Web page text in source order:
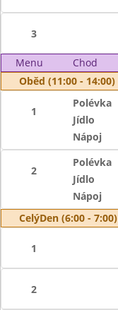
3
Menu Chod
Oběd (11:00 - 14:00)
1
Polévka
Jídlo
Nápoj
2
Polévka
Jídlo
Nápoj
CelýDen (6:00 - 7:00)
1
2